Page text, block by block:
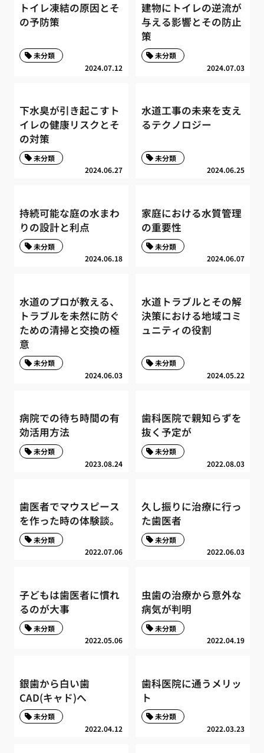
トイレ凍結の原因とそ
の予防策
2024.07.12
未分類
建物にトイレの逆流が
与える影響とその防止
策
2024.07.03
未分類
下水臭が引き起こすト
イレの健康リスクとそ
の対策
2024.06.27
未分類
水道工事の未来を支え
るテクノロジー
2024.06.25
未分類
持続可能な庭の水まわ
りの設計と利点
2024.06.18
未分類
家庭における水質管理
の重要性
2024.06.07
未分類
水道のプロが教える、
トラブルを未然に防ぐ
ための清掃と交換の極
意
2024.06.03
未分類
水道トラブルとその解
決策における地域コミ
ュニティの役割
2024.05.22
未分類
病院での待ち時間の有
効活用方法
2023.08.24
未分類
歯科医院で親知らずを
抜く予定が
2022.08.03
未分類
歯医者でマウスピース
を作った時の体験談。
2022.07.06
未分類
久し振りに治療に行っ
た歯医者
2022.06.03
未分類
子どもは歯医者に慣れ
るのが大事
2022.05.06
未分類
虫歯の治療から意外な
病気が判明
2022.04.19
未分類
銀歯から白い歯
CAD(キャド)へ
2022.04.12
未分類
歯科医院に通うメリッ
ト
2022.03.23
未分類